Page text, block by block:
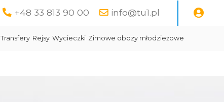
+48 33 813 90 00 info@tu1.pl
Transfery Rejsy Wycieczki Zimowe obozy młodzieżowe